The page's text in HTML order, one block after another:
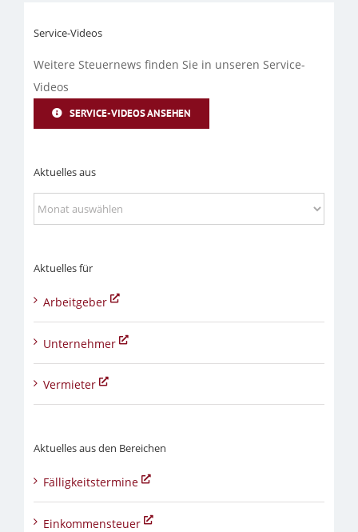
Service-Videos
Weitere Steuernews finden Sie in unseren Service-
Videos
SERVICE-VIDEOS ANSEHEN
Aktuelles aus
Aktuelles
aus
Aktuelles für
Arbeitgeber
Unternehmer
Vermieter
Aktuelles aus den Bereichen
Fälligkeitstermine
Einkommensteuer